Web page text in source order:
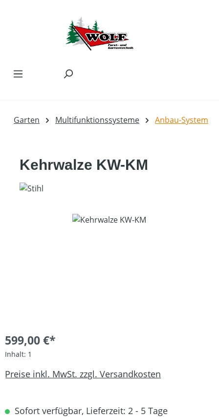
Garten Multifunktionssysteme Anbau-System
Kehrwalze KW-KM
Bildergalerie überspringen
599,00 €*
Inhalt: 1
Preise inkl. MwSt. zzgl. Versandkosten
Sofort verfügbar, Lieferzeit: 2 - 5 Tage